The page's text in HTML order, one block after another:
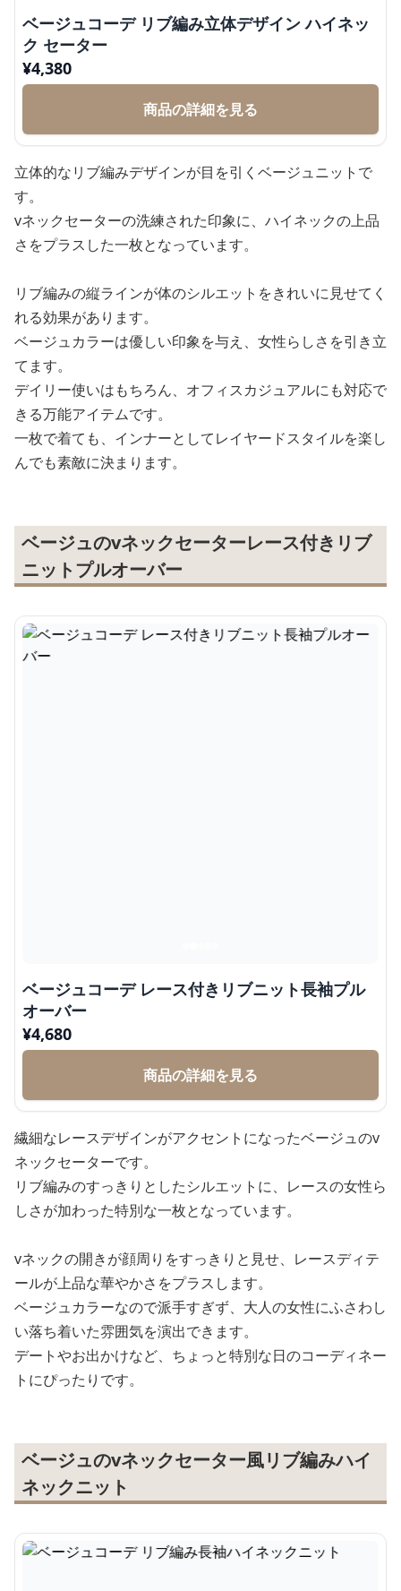
ベージュコーデ リブ編み立体デザイン ハイネッ
ク セーター
¥4,380
商品の詳細を見る
立体的なリブ編みデザインが目を引くベージュニットで
す。
vネックセーターの洗練された印象に、ハイネックの上品
さをプラスした一枚となっています。
リブ編みの縦ラインが体のシルエットをきれいに見せてく
れる効果があります。
ベージュカラーは優しい印象を与え、女性らしさを引き立
てます。
デイリー使いはもちろん、オフィスカジュアルにも対応で
きる万能アイテムです。
一枚で着ても、インナーとしてレイヤードスタイルを楽し
んでも素敵に決まります。
ベージュのvネックセーターレース付きリブ
ニットプルオーバー
ベージュコーデ レース付きリブニット長袖プル
オーバー
¥4,680
商品の詳細を見る
繊細なレースデザインがアクセントになったベージュのv
ネックセーターです。
リブ編みのすっきりとしたシルエットに、レースの女性ら
しさが加わった特別な一枚となっています。
vネックの開きが顔周りをすっきりと見せ、レースディテ
ールが上品な華やかさをプラスします。
ベージュカラーなので派手すぎず、大人の女性にふさわし
い落ち着いた雰囲気を演出できます。
デートやお出かけなど、ちょっと特別な日のコーディネー
トにぴったりです。
ベージュのvネックセーター風リブ編みハイ
ネックニット